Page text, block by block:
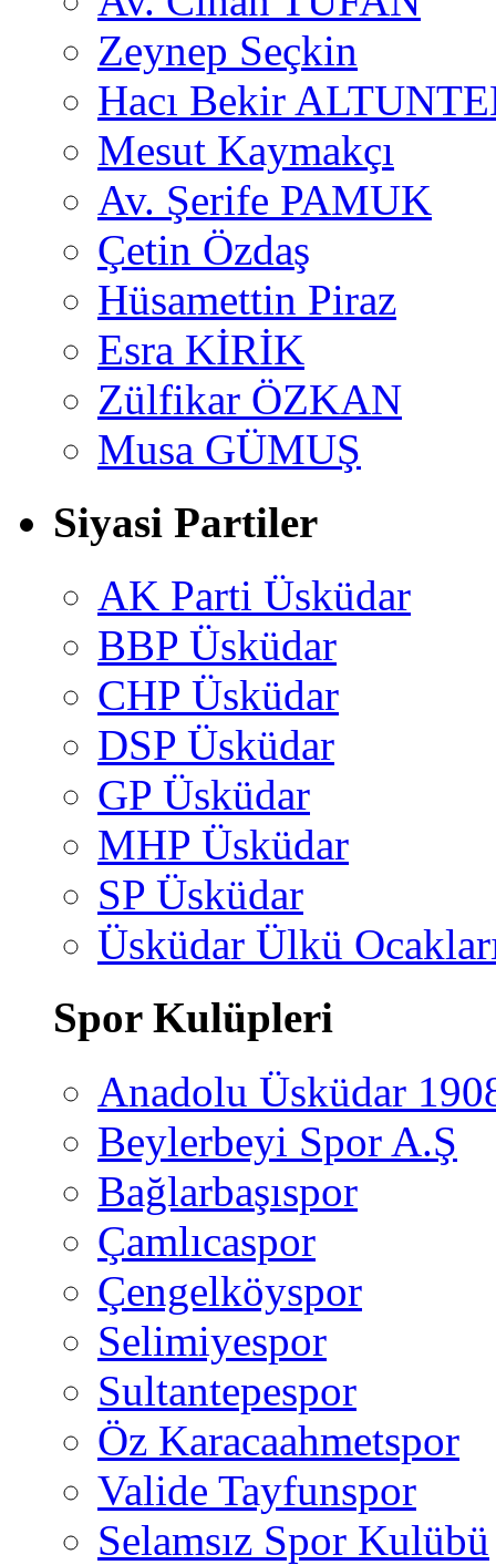
Zeynep Seçkin
Hacı Bekir
Mesut Kaymakçı
Av. Şerife PAMUK
Çetin Özdaş
Hüsamettin Piraz
Esra KİRİK
Zülfikar ÖZKAN
Musa GÜMUŞ
Siyasi Partiler
AK Parti Üsküdar
BBP Üsküdar
CHP Üsküdar
DSP Üsküdar
GP Üsküdar
MHP Üsküdar
SP Üsküdar
Üsküdar Ülkü
Spor Kulüpleri
Anadolu Üsküdar
Beylerbeyi Spor A.Ş
Bağlarbaşıspor
Çamlıcaspor
Çengelköyspor
Selimiyespor
Sultantepespor
Öz Karacaahmetspor
Valide Tayfunspor
Selamsız Spor Kulübü